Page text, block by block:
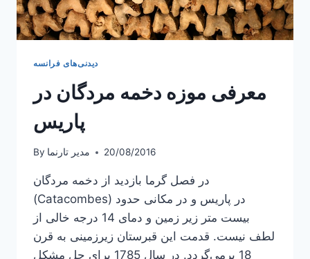
دیدنی‌های فرانسه
معرفی موزه دخمه مردگان در
پاریس
By مدیر تارنما 20/08/2016
در فصل گرما بازدید از دخمه مردگان
(Catacombes) در پاریس و در مکانی حدود
بیست متر زیر زمین و دمای 14 درجه خالی از
لطف نیست. قدمت این قبرستان زیرزمینی به قرن
18 برمی‌گردد. در سال 1785 برای حل مشکل